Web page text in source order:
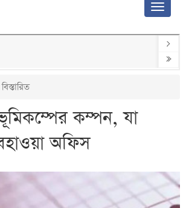
বিস্তারিত
কম্পন, যা
অফিস